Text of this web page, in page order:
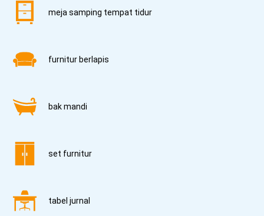
meja samping tempat tidur
furnitur berlapis
bak mandi
set furnitur
tabel jurnal